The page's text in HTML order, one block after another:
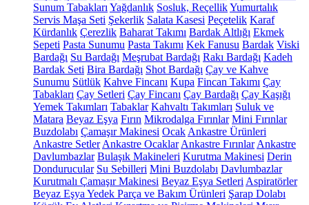
Sunum Tabakları Yağdanlık Sosluk, ReçellikYumurtalık
Servis Maşa Seti Şekerlik Salata Kasesi Peçetelik Karaf
Kürdanlık Çerezlik Baharat Takımı Bardak Altlığı Ekmek
Sepeti Pasta Sunumu Pasta Takımı Kek Fanusu Bardak Viski
Bardağı Su Bardağı Meşrubat Bardağı Rakı Bardağı Kadeh
Bardak Seti Bira Bardağı Shot Bardağı Çay ve Kahve
Sunumu Sütlük Kahve Fincanı Kupa Fincan Takımı Çay
Tabakları Çay Setleri Çay Fincanı Çay Bardağı Çay Kaşığı
Yemek Takımları Tabaklar Kahvaltı Takımları Suluk ve
Matara Beyaz Eşya Fırın Mikrodalga Fırınlar Mini Fırınlar
Buzdolabı Çamaşır Makinesi Ocak Ankastre Ürünleri
Ankastre Setler Ankastre Ocaklar Ankastre Fırınlar Ankastre
Davlumbazlar Bulaşık Makineleri Kurutma Makinesi Derin
Dondurucular Su Sebilleri Mini Buzdolabı Davlumbazlar
Kurutmalı Çamaşır Makinesi Beyaz Eşya Setleri Aspiratörler
Beyaz Eşya Yedek Parça ve Bakım Ürünleri Şarap Dolabı